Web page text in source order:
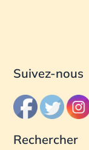
Suivez-nous
Rechercher